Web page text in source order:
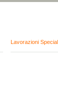
Lavorazioni